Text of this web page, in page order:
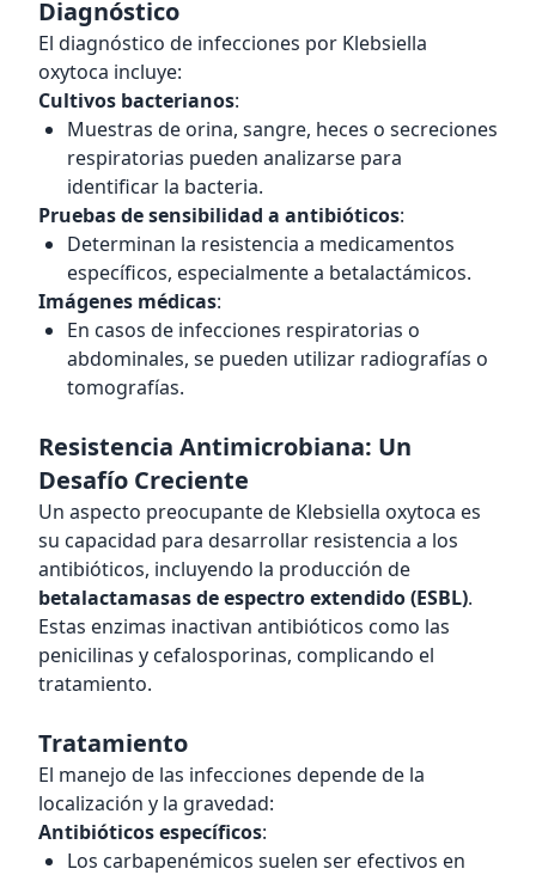
Diagnóstico
El diagnóstico de infecciones por Klebsiella
oxytoca incluye:
Cultivos bacterianos:
Muestras de orina, sangre, heces o secreciones
respiratorias pueden analizarse para
identificar la bacteria.
Pruebas de sensibilidad a antibióticos:
Determinan la resistencia a medicamentos
específicos, especialmente a betalactámicos.
Imágenes médicas:
En casos de infecciones respiratorias o
abdominales, se pueden utilizar radiografías o
tomografías.
Resistencia Antimicrobiana: Un
Desafío Creciente
Un aspecto preocupante de Klebsiella oxytoca es
su capacidad para desarrollar resistencia a los
antibióticos, incluyendo la producción de
betalactamasas de espectro extendido (ESBL).
Estas enzimas inactivan antibióticos como las
penicilinas y cefalosporinas, complicando el
tratamiento.
Tratamiento
El manejo de las infecciones depende de la
localización y la gravedad:
Antibióticos específicos:
Los carbapenémicos suelen ser efectivos en